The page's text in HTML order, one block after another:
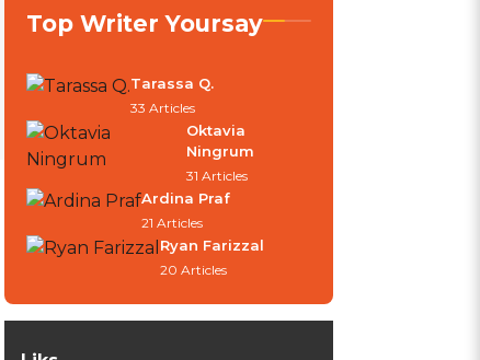
Top Writer Yoursay
Tarassa Q.
33 Articles
Oktavia
Ningrum
31 Articles
Ardina Praf
21 Articles
Ryan Farizzal
20 Articles